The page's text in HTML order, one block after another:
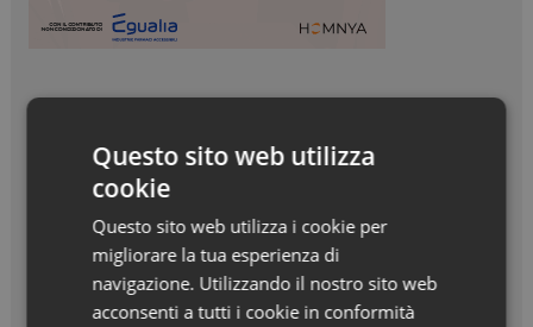
Questo sito web utilizza
cookie
Questo sito web utilizza i cookie per
migliorare la tua esperienza di
navigazione. Utilizzando il nostro sito web
acconsenti a tutti i cookie in conformità